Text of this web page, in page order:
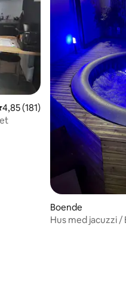
av 5 i genomsnittligt
4,85 (181)
Boende
Hus med jacuzzi /